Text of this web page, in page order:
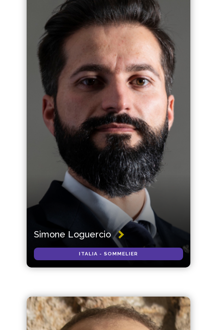
Simone Loguercio
ITALIA - SOMMELIER